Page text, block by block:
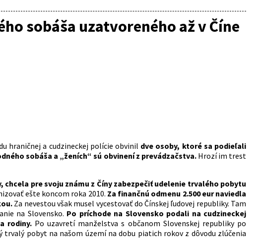
sobáša uzatvoreného až v Číne
hraničnej a cudzineckej polície obvinil dve osoby, ktoré sa podieľali
sobáša a „ženích“ sú obvinení z prevádzačstva.Hrozí im trest
pre svoju známu z Číny zabezpečiť udelenie trvalého pobytu
ešte koncom roka 2010. Za finančnú odmenu 2.500 eur naviedla
Za nevestou však musel vycestovať do Čínskej ľudovej republiky. Tam
na Slovensko. Po príchode na Slovensko podali na cudzineckej
rodiny.Po uzavretí manželstva s občanom Slovenskej republiky po
pobyt na našom území na dobu piatich rokov z dôvodu zlúčenia